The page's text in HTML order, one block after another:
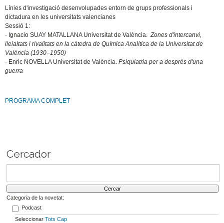
Línies d'investigació desenvolupades entorn de grups professionals i
dictadura en les universitats valencianes
Sessió 1:
- Ignacio SUAY MATALLANA Universitat de València. Zones d'intercanvi,
lleialtats i rivalitats en la càtedra de Química Analítica de la Universitat de
València (1930–1950)
- Enric NOVELLA Universitat de València.Psiquiatria per a després d'una
guerra
PROGRAMA COMPLET
Cercador
Categoria de la novetat:
Podcast
Seleccionar Tots Cap